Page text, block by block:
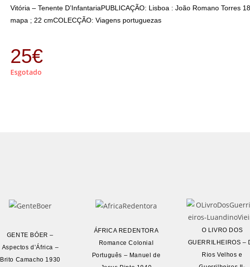
Vitória – Tenente D’InfantariaPUBLICAÇÃO: Lisboa : João Romano Torres
mapa ; 22 cmCOLECÇÃO: Viagens portuguezas
25€
Esgotado
GENTE BÓER –
Aspectos d’África –
Brito Camacho 1930
ÁFRICA REDENTORA
Romance Colonial
Português – Manuel de
O LIVRO DOS
GUERRILHEIROS –
Rios Velhos e